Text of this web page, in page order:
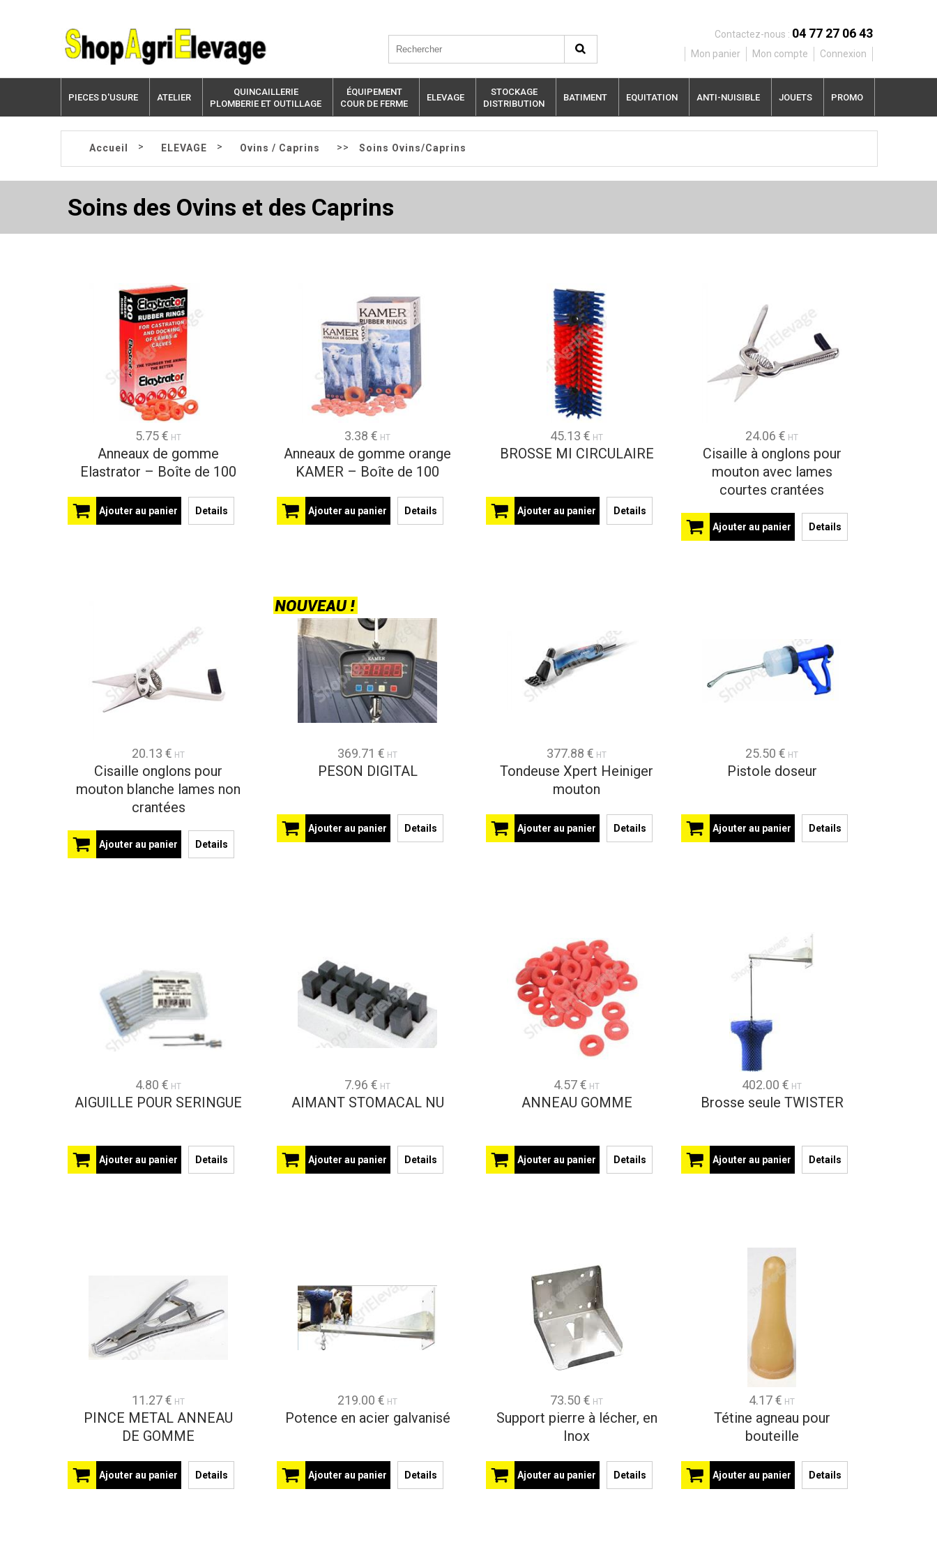
Contactez-nous : 04 77 27 06 43
Mon panier Mon compte Connexion
PIECES D'USURE ATELIER
QUINCAILLERIE
PLOMBERIE ET OUTILLAGE
ÉQUIPEMENT
COUR DE FERME
ELEVAGE
STOCKAGE
DISTRIBUTION
BATIMENT EQUITATION ANTI-NUISIBLE JOUETS PROMO
Accueil > ELEVAGE > Ovins / Caprins >> Soins Ovins/Caprins
Soins des Ovins et des Caprins
5.75 € HT
Anneaux de gomme
Elastrator – Boîte de 100
Ajouter au panier Details
3.38 € HT
Anneaux de gomme orange
KAMER – Boîte de 100
Ajouter au panier Details
45.13 € HT
BROSSE MI CIRCULAIRE
Ajouter au panier Details
24.06 € HT
Cisaille à onglons pour
mouton avec lames
courtes crantées
Ajouter au panier Details
20.13 € HT
Cisaille onglons pour
mouton blanche lames non
crantées
Ajouter au panier Details
369.71 € HT
PESON DIGITAL
Ajouter au panier Details
377.88 € HT
Tondeuse Xpert Heiniger
mouton
Ajouter au panier Details
25.50 € HT
Pistole doseur
Ajouter au panier Details
4.80 € HT
AIGUILLE POUR SERINGUE
Ajouter au panier Details
7.96 € HT
AIMANT STOMACAL NU
Ajouter au panier Details
4.57 € HT
ANNEAU GOMME
Ajouter au panier Details
402.00 € HT
Brosse seule TWISTER
Ajouter au panier Details
11.27 € HT
PINCE METAL ANNEAU
DE GOMME
Ajouter au panier Details
219.00 € HT
Potence en acier galvanisé
Ajouter au panier Details
73.50 € HT
Support pierre à lécher, en
Inox
Ajouter au panier Details
4.17 € HT
Tétine agneau pour
bouteille
Ajouter au panier Details